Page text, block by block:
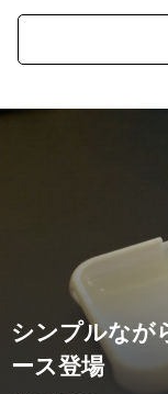
シンプルなが
ース登場